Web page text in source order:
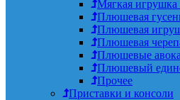
Мягкая
Плюшевая
Плюшевая
Плюшевая
Плюшевые
Плюшевый
Прочее
Приставки и консоли